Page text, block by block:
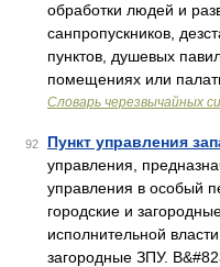
обработки людей и
санпропускников,
пунктов, душевых
помещениях или
Словарь черезвычайных
92 Пункт управления
управления,
управления в особый
городские и
исполнительной
загородные ЗПУ.